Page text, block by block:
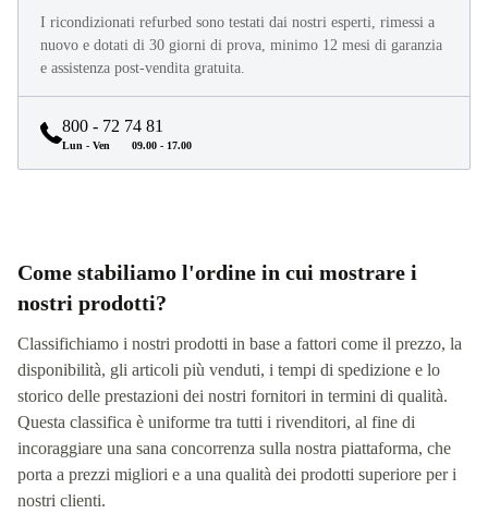
I ricondizionati refurbed sono testati dai nostri esperti, rimessi a
nuovo e dotati di 30 giorni di prova, minimo 12 mesi di garanzia
e assistenza post-vendita gratuita.
800 - 72 74 81
Lun - Ven 09.00 - 17.00
Come stabiliamo l'ordine in cui mostrare i
nostri prodotti?
Classifichiamo i nostri prodotti in base a fattori come il prezzo, la
disponibilità, gli articoli più venduti, i tempi di spedizione e lo
storico delle prestazioni dei nostri fornitori in termini di qualità.
Questa classifica è uniforme tra tutti i rivenditori, al fine di
incoraggiare una sana concorrenza sulla nostra piattaforma, che
porta a prezzi migliori e a una qualità dei prodotti superiore per i
nostri clienti.